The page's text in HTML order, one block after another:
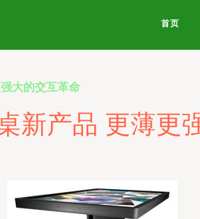
首页
大的交互革命
新产品 更薄更